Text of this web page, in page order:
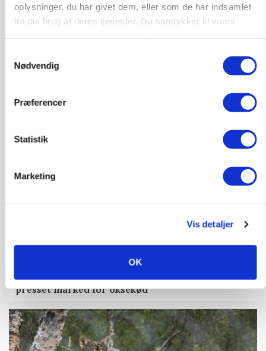
oplysninger, du har givet dem, eller som de har indsamlet
fra din brug af deres tjenester. Du samtykker til vores
Nødvendig
Præferencer
Statistik
Marketing
Vis detaljer
OK
Annonce
Uændret notering: Spæde lyspunkter i fortsat
presset marked for oksekød